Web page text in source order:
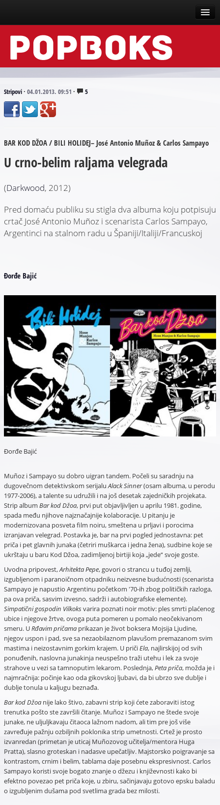
Vesti
Događaji
Tekstovi
Scena
Arhive
Stripovi· 04.01.2013. 09:51 · 5
BAR KOD DŽOA / BILI HOLIDEJ– José Antonio Muñoz & Carlos Sampayo
U crno-belim raljama velegrada
(Darkwood, 2012)
Pred domaću publiku su stigla dva albuma koju potpisuju
crtač José Antonio Muñoz i scenarista Carlos Sampayo,
Argentinci na stalnom radu u Španiji/Italiji/Francuskoj
Đorđe Bajić
Đorđe Bajić
Muñoz i Sampayo su dobro uigran tandem. Počeli su saradnju na
dugovečnom detektivskom serijaluAlack Sinner(osam albuma, u perodu
1977-2006), a talente su udružili i na još desetak zajedničkih projekata.
Strip album Bar kod Džoa, prvi put objavljivljen u aprilu 1981. godine,
spada među njihove najznačajnije kolaboracije. U pitanju je
modernizovana posveta film noiru, smeštena u prljavi i porocima
izranjavan velegrad. Postavka je, bar na prvi pogled jednostavna: pet
priča i pet glavnih junaka (četriri muškarca i jedna žena), sudbine koje se
ukrštaju u baru Kod Džoa, zadimljenoj birtiji koja „jede“ svoje goste.
Uvodna pripovest,Arhitekta Pepe, govori o strancu u tuđoj zemlji,
izgubljenom i paranoičnom otpadniku neizvesne budućnosti (scenarista
Sampayo je napustio Argentinu početkom '70-ih zbog političkih razloga,
pa ova priča, sasvim izvesno, sadrži i autobiografske elemente).
Simpatični gospodin Vilkoksvarira poznati noir motiv: ples smrti plaćenog
ubice i njegove žrtve, ovoga puta pomeren u pomalo neočekivanom
smeru. URđavim pričamaprikazan je život boksera Mojsija Ljudine,
njegov uspon i pad, sve sa nezaobilaznom plavušom premazanom svim
mastima i neizostavnim gorkim krajem. U pričiEla, najlirskijoj od svih
ponuđenih, naslovna junakinja neuspešno traži utehu i lek za svoje
strahove u vezi sa tamnoputim lekarom. Poslednja,Peta priča, možda je i
najmračnija: počinje kao oda gikovskoj ljubavi, da bi ubrzo sve dublje i
dublje tonula u kaljugu beznađa.
Bar kod Džoanije lako štivo, zabavni strip koji ćete zaboraviti istog
trenutka pošto ste završili čitanje. Muñoz i Sampayo ne štede svoje
junake, ne uljuljkavaju čitaoca lažnom nadom, ali tim pre još više
zavređuje pažnju ozbiljnih poklonika strip umetnosti. Crtež je prosto
izvanredan (primetan je uticaj Muñozovog učitelja/mentora Huga
Pratta), slasno groteskan i nadasve upečatljiv. Majstorsko poigravanje sa
kontrastom, crnim i belim, tablama daje posebnu ekspresivnost. Carlos
Sampayo koristi svoje bogato znanje o džezu i književnosti kako bi
efektno povezao pet priča koje, u zbiru, sačinjavaju gotovo epsku baladu
o izgubljenim dušama pod svetlima grada bez milosti.